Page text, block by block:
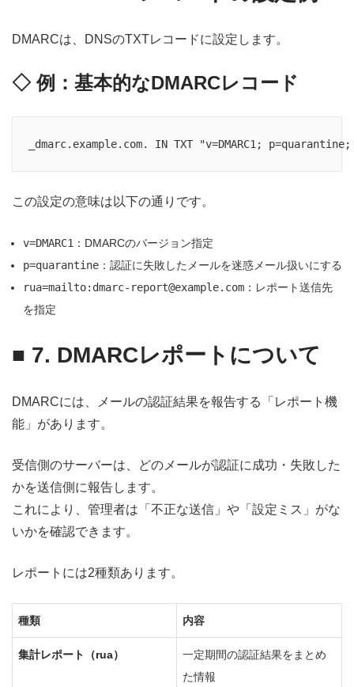
DMARCは、DNSのTXTレコードに設定します。
◇ 例：基本的なDMARCレコード
この設定の意味は以下の通りです。
v=DMARC1 ：DMARCのバージョン指定
p=quarantine ：認証に失敗したメールを迷惑メール扱いにする
rua=mailto:dmarc-report@example.com ：レポート送信先
を指定
■ 7. DMARCレポートについて
DMARCには、メールの認証結果を報告する「レポート機
能」があります。
受信側のサーバーは、どのメールが認証に成功・失敗した
かを送信側に報告します。
これにより、管理者は「不正な送信」や「設定ミス」がな
いかを確認できます。
レポートには2種類あります。
種類 内容
集計レポート（rua）
一定期間の認証結果をまとめ
た情報